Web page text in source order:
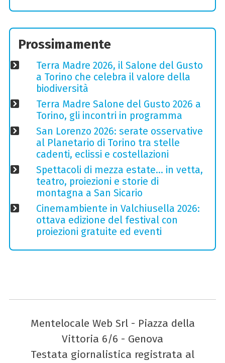
Prossimamente
Terra Madre 2026, il Salone del Gusto
a Torino che celebra il valore della
biodiversità
Terra Madre Salone del Gusto 2026 a
Torino, gli incontri in programma
San Lorenzo 2026: serate osservative
al Planetario di Torino tra stelle
cadenti, eclissi e costellazioni
Spettacoli di mezza estate… in vetta,
teatro, proiezioni e storie di
montagna a San Sicario
Cinemambiente in Valchiusella 2026:
ottava edizione del festival con
proiezioni gratuite ed eventi
Mentelocale Web Srl - Piazza della
Vittoria 6/6 - Genova
Testata giornalistica registrata al